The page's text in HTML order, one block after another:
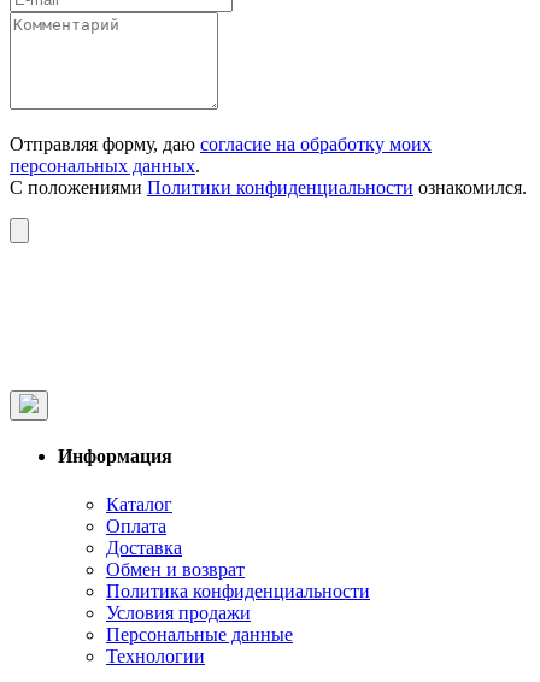
Отправляя форму, даю согласие на обработку моих
персональных данных.
С положениями Политики конфиденциальности ознакомился.
Информация
Каталог
Оплата
Доставка
Обмен и возврат
Политика конфиденциальности
Условия продажи
Персональные данные
Технологии